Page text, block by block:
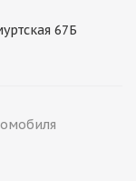
67Б